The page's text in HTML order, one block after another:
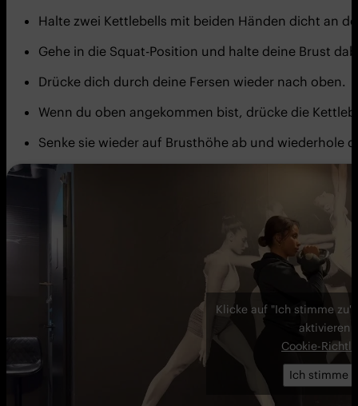
Halte zwei Kettlebells mit beiden Händen dicht an
Gehe in die Squat-Position und halte deine Brust
Drücke dich durch deine Fersen wieder nach oben.
Wenn du oben angekommen bist, drücke die
Senke sie wieder auf Brusthöhe ab und wiederhole
Klicke auf "Ich stimme
aktivieren
Cookie-
Ich stimme